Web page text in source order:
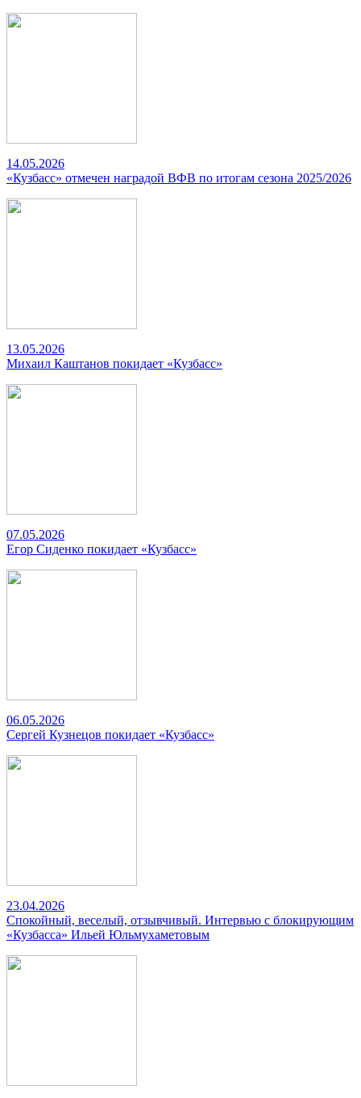
14.05.2026
«Кузбасс» отмечен наградой ВФВ по итогам сезона 2025/2026
13.05.2026
Михаил Каштанов покидает «Кузбасс»
07.05.2026
Егор Сиденко покидает «Кузбасс»
06.05.2026
Сергей Кузнецов покидает «Кузбасс»
23.04.2026
Спокойный, веселый, отзывчивый. Интервью с блокирующим
«Кузбасса» Ильей Юльмухаметовым